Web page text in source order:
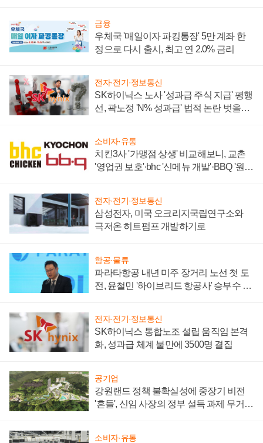
금융
우체국 '매일이자 파킹통장' 5만 계좌 한
정으로 다시 출시, 최고 연 2.0% 금리
전자·전기·정보통신
SK하이닉스 노사 '성과급 주식 지급' 평행
선, 곽노정 'N% 성과급' 법적 논란 벗을지
소비자·유통
치킨3사 '가맹점 상생' 비교해보니, 교촌
'영업권 보호'·bhc '신메뉴 개발'·BBQ '원가
전자·전기·정보통신
삼성전자, 미국 오크리지국립연구소와
극저온 히트펌프 개발하기로
항공·물류
파라타항공 내년 미주 장거리 노선 첫 도
전, 윤철민 '하이브리드 항공사' 승부수 통
전자·전기·정보통신
SK하이닉스 통합노조 설립 움직임 본격
화, 성과급 체계 불만에 3500명 결집
공기업
강원랜드 정책 불확실성에 중장기 비전
'흔들', 신임 사장의 정부 설득 과제 무거워
소비자·유통